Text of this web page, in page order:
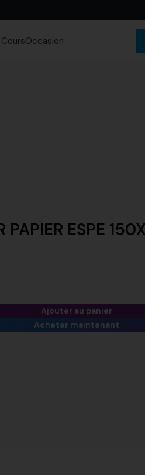
Occasion
PAPIER ESPE
Ajouter au panier
Acheter maintenant